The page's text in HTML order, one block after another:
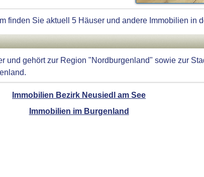
finden Sie aktuell 5 Häuser und andere Immobilien in
und gehört zur Region "Nordburgenland" sowie zur
Immobilien Bezirk Neusiedl am See
Immobilien im Burgenland